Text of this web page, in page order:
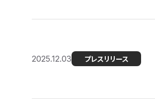
2025.12.03 プレスリリース